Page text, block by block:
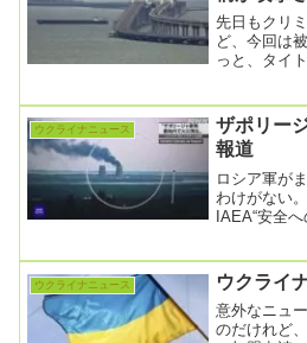
先日もクリ
ど、今回は
っと、タイ
ウクライナニュース
ザポリー
報道
ロシア軍が
わけがない
IAEA“安全
ウクライナニュース ウクライ
意外なニュ
のだけれど